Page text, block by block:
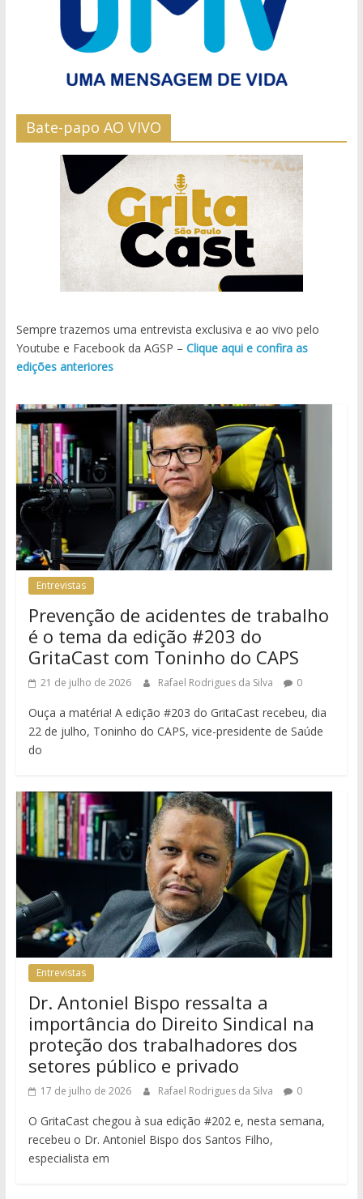
Bate-papo AO VIVO
Sempre trazemos uma entrevista exclusiva e ao vivo pelo
Youtube e Facebook da AGSP – Clique aqui e confira as
edições anteriores
Entrevistas
Prevenção de acidentes de trabalho
é o tema da edição #203 do
GritaCast com Toninho do CAPS
21 de julho de 2026 Rafael Rodrigues da Silva 0
Ouça a matéria! A edição #203 do GritaCast recebeu, dia
22 de julho, Toninho do CAPS, vice-presidente de Saúde
do
Entrevistas
Dr. Antoniel Bispo ressalta a
importância do Direito Sindical na
proteção dos trabalhadores dos
setores público e privado
17 de julho de 2026 Rafael Rodrigues da Silva 0
O GritaCast chegou à sua edição #202 e, nesta semana,
recebeu o Dr. Antoniel Bispo dos Santos Filho,
especialista em